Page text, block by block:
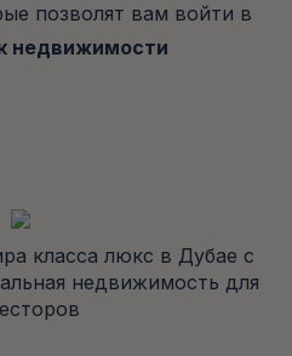
позволят вам войти в
недвижимости
класса люкс в Дубае с
недвижимость для